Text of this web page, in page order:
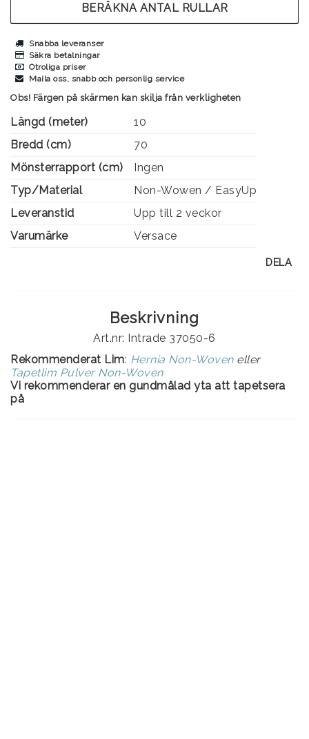
BERÄKNA ANTAL RULLAR
Snabba leveranser
Säkra betalningar
Otroliga priser
Maila oss, snabb och personlig service
Obs! Färgen på skärmen kan skilja från verkligheten
Längd (meter)
10
Bredd (cm)
70
Mönsterrapport (cm)
Ingen
Typ/Material
Non-Wowen / EasyUp
Leveranstid
Upp till 2 veckor
Varumärke
Versace
DELA
Beskrivning
Art.nr: Intrade 37050-6
Rekommenderat Lim: Hernia Non-Woveneller
Tapetlim Pulver Non-Woven
Vi rekommenderar en gundmålad yta att tapetsera
på